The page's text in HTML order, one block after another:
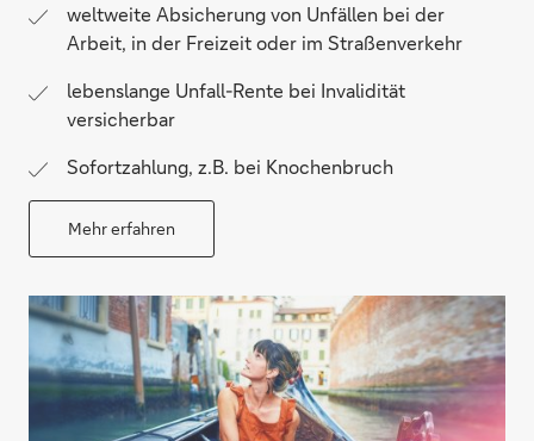
weltweite Absicherung von Unfällen bei der
Arbeit, in der Freizeit oder im Straßenverkehr
lebenslange Unfall-Rente bei Invalidität
versicherbar
Sofortzahlung, z.B. bei Knochenbruch
Mehr erfahren